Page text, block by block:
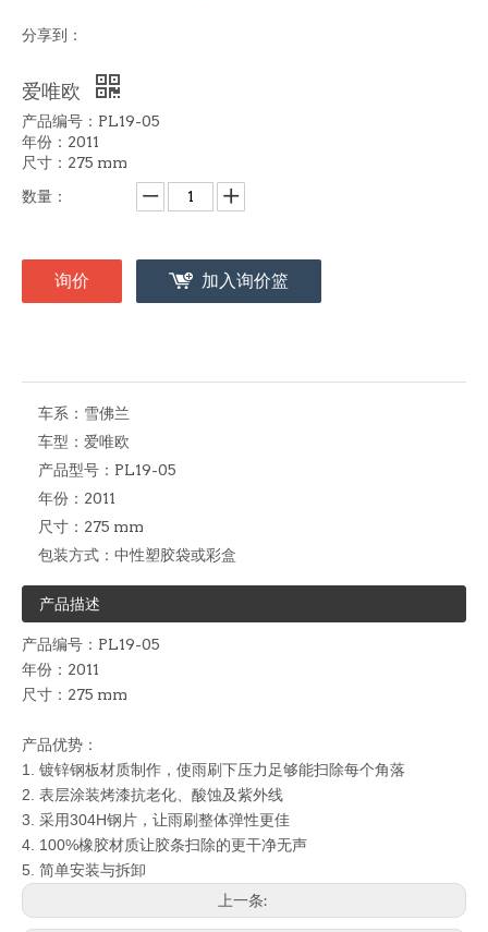
分享到：
爱唯欧
产品编号：PL19-05
年份：2011
尺寸：275 mm
数量：
询价 加入询价篮
车系： 雪佛兰
车型： 爱唯欧
产品型号： PL19-05
年份： 2011
尺寸： 275 mm
包装方式： 中性塑胶袋或彩盒
产品描述
产品编号：PL19-05
年份：2011
尺寸：275 mm
产品优势：
1. 镀锌钢板材质制作，使雨刷下压力足够能扫除每个角落
2. 表层涂装烤漆抗老化、酸蚀及紫外线
3. 采用304H钢片，让雨刷整体弹性更佳
4. 100%橡胶材质让胶条扫除的更干净无声
5. 简单安装与拆卸
上一条: